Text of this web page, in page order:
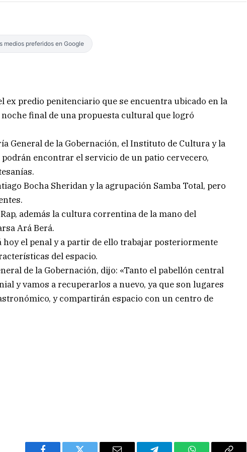
medios preferidos en Google
ex predio penitenciario que se encuentra ubicado en la
noche final de una propuesta cultural que logró
General de la Gobernación, el Instituto de Cultura y la
encontrar el servicio de un patio cervecero,
Bocha Sheridan y la agrupación Samba Total, pero
además la cultura correntina de la mano del
Ará Berá.
el penal y a partir de ello trabajar posteriormente
del espacio.
de la Gobernación, dijo: «Tanto el pabellón central
y vamos a recuperarlos a nuevo, ya que son lugares
y compartirán espacio con un centro de